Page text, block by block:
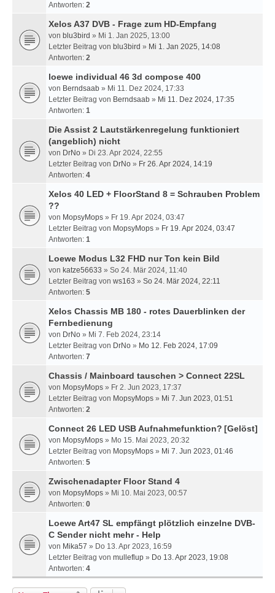
Antworten: 2
Xelos A37 DVB - Frage zum HD-Empfang
von blu3bird » Mi 1. Jan 2025, 13:00
Letzter Beitrag von blu3bird » Mi 1. Jan 2025, 14:08
Antworten: 2
loewe individual 46 3d compose 400
von Berndsaab » Mi 11. Dez 2024, 17:33
Letzter Beitrag von Berndsaab » Mi 11. Dez 2024, 17:35
Antworten: 1
Die Assist 2 Lautstärkenregelung funktioniert
(angeblich) nicht
von DrNo » Di 23. Apr 2024, 22:55
Letzter Beitrag von DrNo » Fr 26. Apr 2024, 14:19
Antworten: 4
Xelos 40 LED + FloorStand 8 = Schrauben Problem
??
von MopsyMops » Fr 19. Apr 2024, 03:47
Letzter Beitrag von MopsyMops » Fr 19. Apr 2024, 03:47
Antworten: 1
Loewe Modus L32 FHD nur Ton kein Bild
von katze56633 » So 24. Mär 2024, 11:40
Letzter Beitrag von ws163 » So 24. Mär 2024, 22:11
Antworten: 5
Xelos Chassis MB 180 - rotes Dauerblinken der
Fernbedienung
von DrNo » Mi 7. Feb 2024, 23:14
Letzter Beitrag von DrNo » Mo 12. Feb 2024, 17:09
Antworten: 7
Chassis / Mainboard tauschen > Connect 22SL
von MopsyMops » Fr 2. Jun 2023, 17:37
Letzter Beitrag von MopsyMops » Mi 7. Jun 2023, 01:51
Antworten: 2
Connect 26 LED USB Aufnahmefunktion? [Gelöst]
von MopsyMops » Mo 15. Mai 2023, 20:32
Letzter Beitrag von MopsyMops » Mi 7. Jun 2023, 01:46
Antworten: 5
Zwischenadapter Floor Stand 4
von MopsyMops » Mi 10. Mai 2023, 00:57
Antworten: 0
Loewe Art47 SL empfängt plötzlich einzelne DVB-
C Sender nicht mehr - Help
von Mika57 » Do 13. Apr 2023, 16:59
Letzter Beitrag von mulleflup » Do 13. Apr 2023, 19:08
Antworten: 4